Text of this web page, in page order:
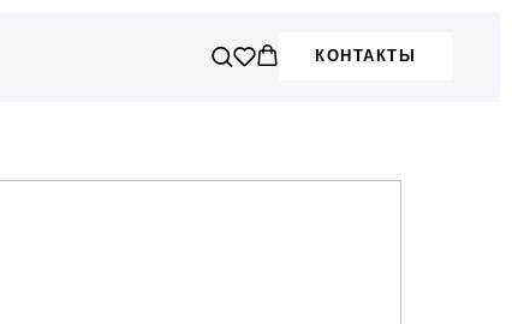
КОНТАКТЫ